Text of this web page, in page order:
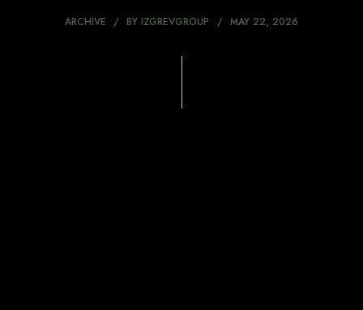
ARCHIVE BY IZGREVGROUP MAY 22, 2026